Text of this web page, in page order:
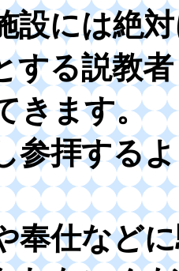
設には絶
する説教
きます。
参拝する
奉仕など